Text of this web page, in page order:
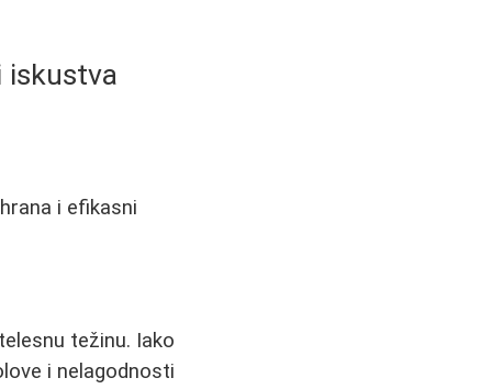
iskustva
i efikasni
težinu. Iako
i nelagodnosti